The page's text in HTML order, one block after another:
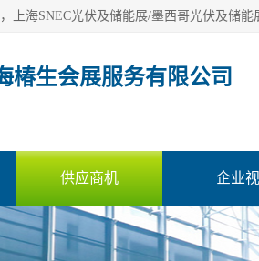
椿生会展服务有限公司
供应商机 企业